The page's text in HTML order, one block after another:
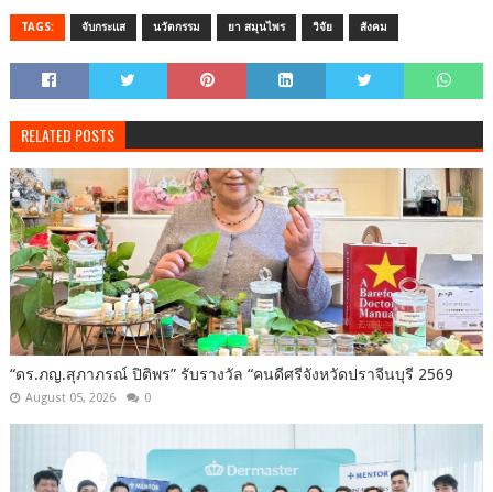
TAGS: จับกระแส นวัตกรรม ยา สมุนไพร วิจัย สังคม
RELATED POSTS
“ดร.ภญ.สุภาภรณ์ ปิติพร” รับรางวัล “คนดีศรีจังหวัดปราจีนบุรี 2569
August 05, 2026 0